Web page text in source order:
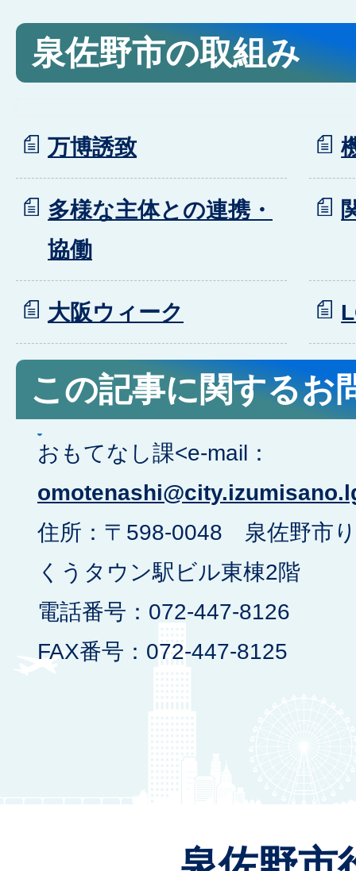
泉佐野市の取組み
万博誘致
多様な主体との連携・
協働
大阪ウィーク
この記事に関するお
おもてなし課<e-mail：
住所：〒598-0048 泉佐野市
くうタウン駅ビル東棟2階
電話番号：072-447-8126
FAX番号：072-447-8125